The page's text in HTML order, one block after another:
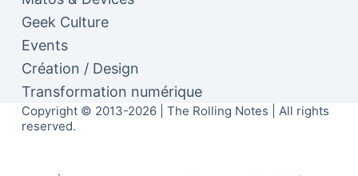
Geek Culture
Events
Création / Design
Transformation numérique
Copyright © 2013-2026 | The Rolling Notes | All rights
reserved.